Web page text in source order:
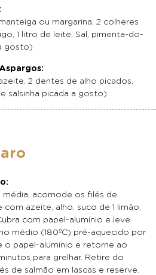
ou margarina, 2 colheres
1 litro de leite, Sal, pimenta-do-
gosto)
2 dentes de alho picados,
salsinha picada a gosto)
média, acomode os filés de
com azeite, alho, suco de 1 limão,
com papel-alumínio e leve
médio (180ºC) pré-aquecido por
o papel-alumínio e retorne ao
para grelhar. Retire do
de salmão em lascas e reserve.